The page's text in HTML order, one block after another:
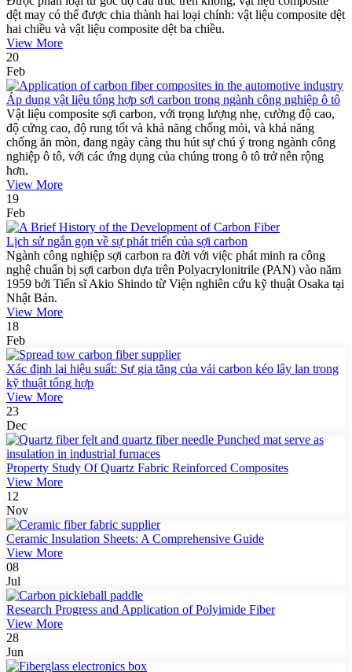
dệt may có thể được chia thành hai loại chính: vật liệu composite dệt
hai chiều và vật liệu composite dệt ba chiều.
View More
20
Feb
Áp dụng vật liệu tổng hợp sợi carbon trong ngành công nghiệp ô tô
Vật liệu composite sợi carbon, với trọng lượng nhẹ, cường độ cao,
độ cứng cao, độ rung tốt và khả năng chống mỏi, và khả năng
chống ăn mòn, đang ngày càng thu hút sự chú ý trong ngành công
nghiệp ô tô, với các ứng dụng của chúng trong ô tô trở nên rộng
hơn.
View More
19
Feb
Lịch sử ngắn gọn về sự phát triển của sợi carbon
Ngành công nghiệp sợi carbon ra đời với việc phát minh ra công
nghệ chuẩn bị sợi carbon dựa trên Polyacrylonitrile (PAN) vào năm
1959 bởi Tiến sĩ Akio Shindo từ Viện nghiên cứu kỹ thuật Osaka tại
Nhật Bản.
View More
18
Feb
Xác định lại hiệu suất: Sự gia tăng của vải carbon kéo lây lan trong
kỹ thuật tổng hợp
View More
23
Dec
Property Study Of Quartz Fabric Reinforced Composites
View More
12
Nov
Ceramic Insulation Sheets: A Comprehensive Guide
View More
08
Jul
Research Progress and Application of Polyimide Fiber
View More
28
Jun